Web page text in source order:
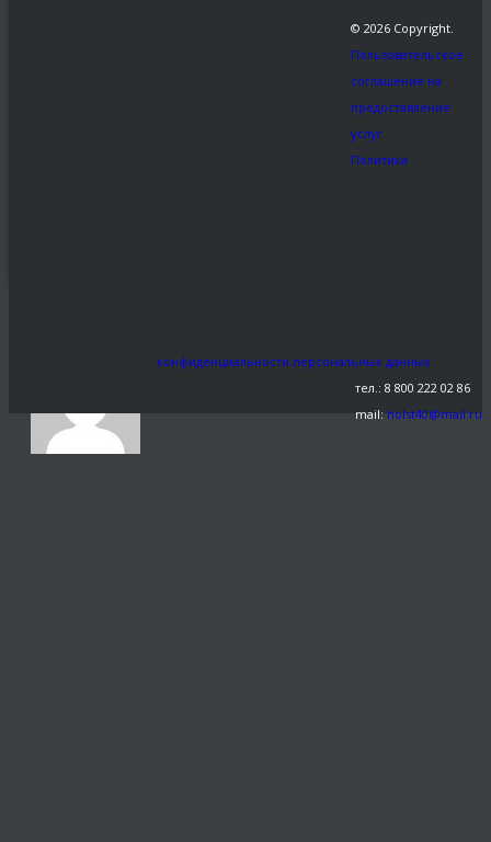
© 2026 Copyright.
Пользовательское
соглашение на
предоставление
услуг
Политика
конфиденциальности персональных данных
тел.: 8 800 222 02 86
mail: holst40@mail.ru